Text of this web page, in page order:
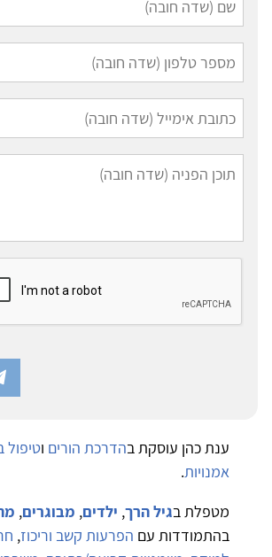
ענת כהן עוסקת בהדרכת הורים ו
אמנויות.
מטפלת בגיל הרך, ילדים, מבוגרים,
בהתמודדות עם הפרעות קשב וריכוז,